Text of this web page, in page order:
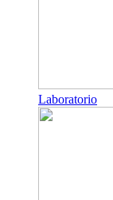
Laboratorio